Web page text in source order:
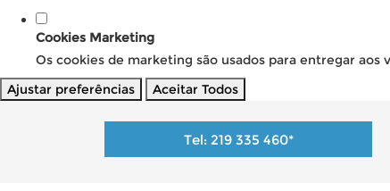
Cookies Marketing
Os cookies de marketing são usados para entregar
Ajustar preferências
Aceitar Todos
Tel: 219 335 460*